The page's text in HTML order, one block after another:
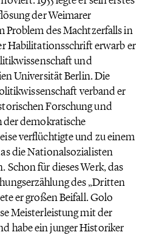
der Weimarer
Problem des Machtzerfalls in
Habilitationsschrift erwarb er
und
Universität Berlin. Die
verband er
Forschung und
der demokratische
verflüchtigte und zu einem
die Nationalsozialisten
für dieses Werk, das
des „Dritten
er großen Beifall. Golo
Meisterleistung mit der
habe ein junger Historiker